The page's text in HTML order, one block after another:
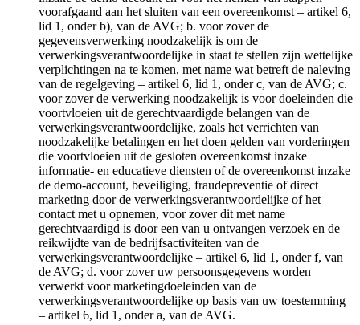
voorafgaand aan het sluiten van een overeenkomst – artikel 6,
lid 1, onder b), van de AVG; b. voor zover de
gegevensverwerking noodzakelijk is om de
verwerkingsverantwoordelijke in staat te stellen zijn wettelijke
verplichtingen na te komen, met name wat betreft de naleving
van de regelgeving – artikel 6, lid 1, onder c, van de AVG; c.
voor zover de verwerking noodzakelijk is voor doeleinden die
voortvloeien uit de gerechtvaardigde belangen van de
verwerkingsverantwoordelijke, zoals het verrichten van
noodzakelijke betalingen en het doen gelden van vorderingen
die voortvloeien uit de gesloten overeenkomst inzake
informatie- en educatieve diensten of de overeenkomst inzake
de demo-account, beveiliging, fraudepreventie of direct
marketing door de verwerkingsverantwoordelijke of het
contact met u opnemen, voor zover dit met name
gerechtvaardigd is door een van u ontvangen verzoek en de
reikwijdte van de bedrijfsactiviteiten van de
verwerkingsverantwoordelijke – artikel 6, lid 1, onder f, van
de AVG; d. voor zover uw persoonsgegevens worden
verwerkt voor marketingdoeleinden van de
verwerkingsverantwoordelijke op basis van uw toestemming
– artikel 6, lid 1, onder a, van de AVG.